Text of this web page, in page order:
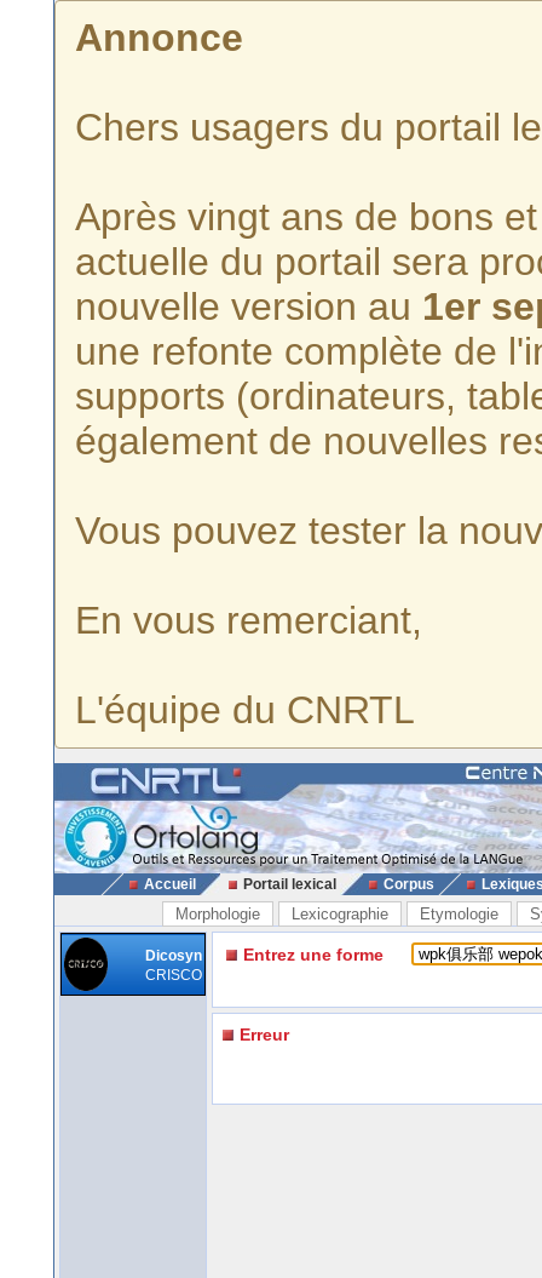
Annonce
Chers usagers du portail
Après vingt ans de bons
actuelle du portail sera
nouvelle version au 1er
une refonte complète de
supports (ordinateurs,
également de nouvelles
Vous pouvez tester la
En vous remerciant,
L'équipe du CNRTL
Accueil Portail lexical Corpus
Morphologie Lexicographie Etymologie
Dicosyn
CRISCO
Entrez une forme
Erreur